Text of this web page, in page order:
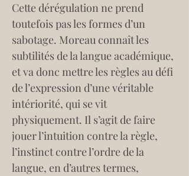
Cette dérégulation ne prend
toutefois pas les formes d’un
sabotage. Moreau connaît les
subtilités de la langue académique,
et va donc mettre les règles au défi
de l’expression d’une véritable
intériorité, qui se vit
physiquement. Il s’agit de faire
jouer l’intuition contre la règle,
l’instinct contre l’ordre de la
langue, en d’autres termes,